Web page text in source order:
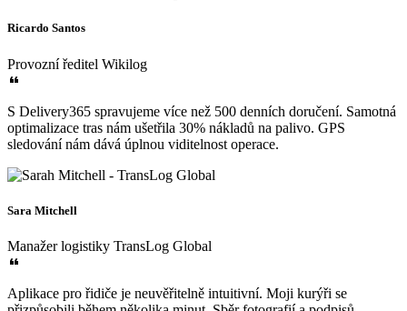
Ricardo Santos
Provozní ředitel Wikilog
S Delivery365 spravujeme více než 500 denních doručení. Samotná
optimalizace tras nám ušetřila 30% nákladů na palivo. GPS
sledování nám dává úplnou viditelnost operace.
Sara Mitchell
Manažer logistiky TransLog Global
Aplikace pro řidiče je neuvěřitelně intuitivní. Moji kurýři se